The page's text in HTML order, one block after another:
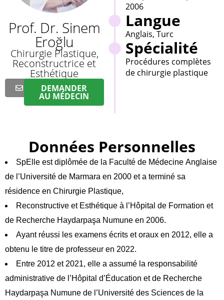
Prof. Dr. Sinem
Eroğlu
Chirurgie Plastique,
Reconstructrice et
Esthétique
DEMANDER
AU MÉDECIN
2006
Langue
Anglais, Turc
Spécialité
Procédures complètes
de chirurgie plastique
Données Personnelles
SpElle est diplômée de la Faculté de Médecine Anglaise
de l’Université de Marmara en 2000 et a terminé sa
résidence en Chirurgie Plastique,
Reconstructive et Esthétique à l’Hôpital de Formation et
de Recherche Haydarpaşa Numune en 2006.
Ayant réussi les examens écrits et oraux en 2012, elle a
obtenu le titre de professeur en 2022.
Entre 2012 et 2021, elle a assumé la responsabilité
administrative de l’Hôpital d’Éducation et de Recherche
Haydarpaşa Numune de l’Université des Sciences de la